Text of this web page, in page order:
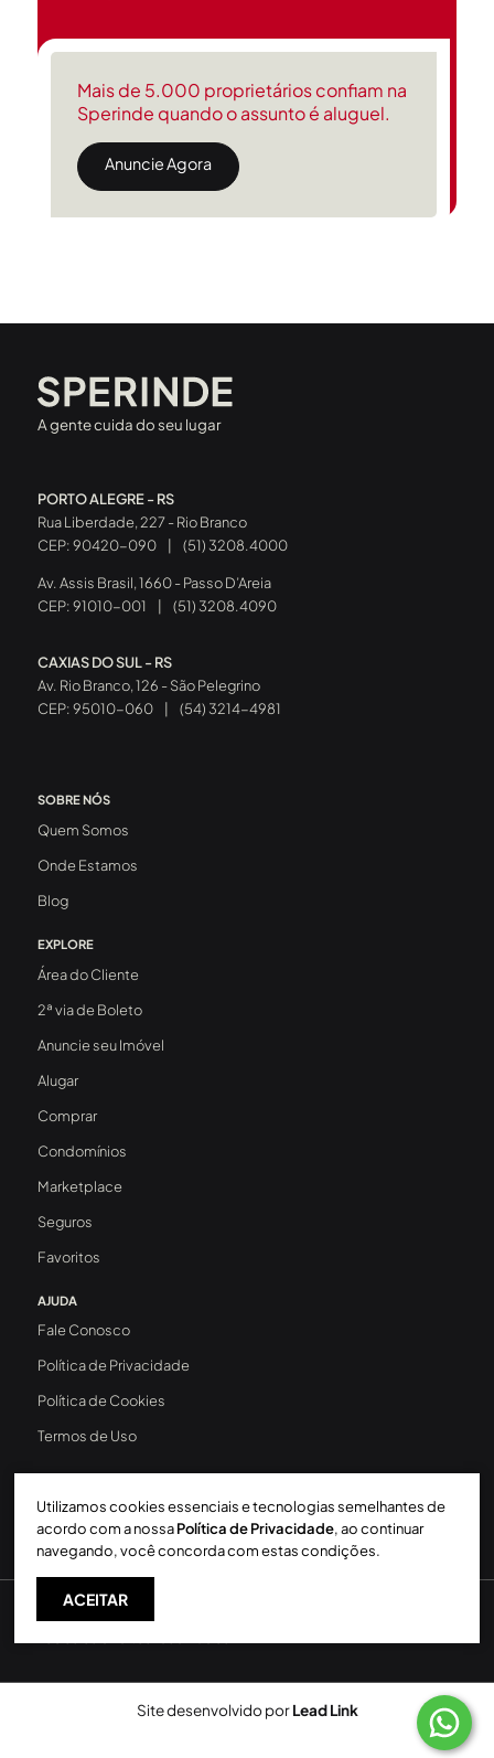
Mais de 5.000 proprietários confiam na
Sperinde quando o assunto é aluguel.
Anuncie Agora
A gente cuida do seu lugar
PORTO ALEGRE - RS
Rua Liberdade, 227 - Rio Branco
CEP: 90420-090
(51) 3208.4000
Av. Assis Brasil, 1660 - Passo D’Areia
CEP: 91010-001
(51) 3208.4090
CAXIAS DO SUL - RS
Av. Rio Branco, 126 - São Pelegrino
CEP: 95010-060
(54) 3214-4981
SOBRE NÓS
Quem Somos
Onde Estamos
Blog
EXPLORE
Área do Cliente
2ª via de Boleto
Anuncie seu Imóvel
Alugar
Comprar
Condomínios
Marketplace
Seguros
Favoritos
AJUDA
Fale Conosco
Política de Privacidade
Política de Cookies
Termos de Uso
Sperinde Gestão Imobiliária LTDA
Site desenvolvido porLead Link
Utilizamos cookies essenciais e tecnologias semelhantes de
acordo com a nossaPolítica de Privacidade, ao continuar
navegando, você concorda com estas condições.
ACEITAR